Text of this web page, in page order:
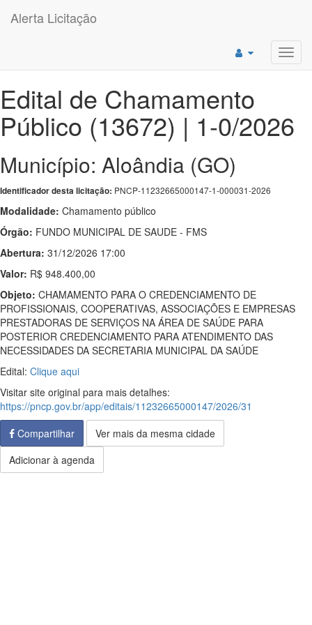
Alerta Licitação
Edital de Chamamento
Público (13672) | 1-0/2026
Município: Aloândia (GO)
Identificador desta licitação: PNCP-11232665000147-1-000031-2026
Modalidade: Chamamento público
Órgão: FUNDO MUNICIPAL DE SAUDE - FMS
Abertura: 31/12/2026 17:00
Valor: R$ 948.400,00
Objeto: CHAMAMENTO PARA O CREDENCIAMENTO DE
PROFISSIONAIS, COOPERATIVAS, ASSOCIAÇÕES E EMPRESAS
PRESTADORAS DE SERVIÇOS NA ÁREA DE SAÚDE PARA
POSTERIOR CREDENCIAMENTO PARA ATENDIMENTO DAS
NECESSIDADES DA SECRETARIA MUNICIPAL DA SAÚDE
Edital: Clique aqui
Visitar site original para mais detalhes:
https://pncp.gov.br/app/editais/11232665000147/2026/31
Compartilhar
Ver mais da mesma cidade
Adicionar à agenda